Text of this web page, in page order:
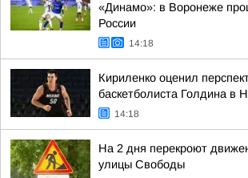
«Динамо»: в Воронеже
России
14:18
Кириленко оценил
баскетболиста Голдина в
14:18
На 2 дня перекроют
улицы Свободы